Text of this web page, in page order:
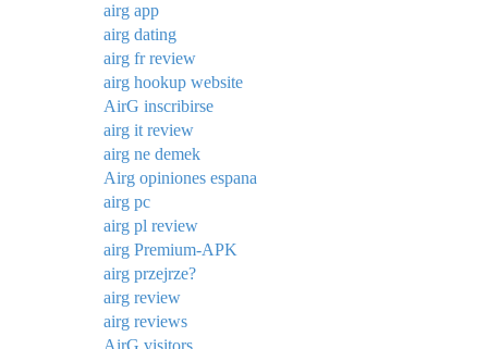
airg app
airg dating
airg fr review
airg hookup website
AirG inscribirse
airg it review
airg ne demek
Airg opiniones espana
airg pc
airg pl review
airg Premium-APK
airg przejrze?
airg review
airg reviews